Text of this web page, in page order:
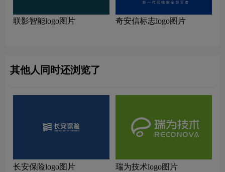
联影智能logo图片 奇安信标志logo图片
其他人同时还浏览了
长安保险logo图片 瑞为技术logo图片